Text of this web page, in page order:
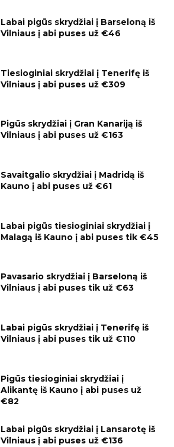
Labai pigūs skrydžiai į Barseloną iš
Vilniaus į abi puses už €46
Tiesioginiai skrydžiai į Tenerifę iš
Vilniaus į abi puses už €309
Pigūs skrydžiai į Gran Kanariją iš
Vilniaus į abi puses už €163
Savaitgalio skrydžiai į Madridą iš
Kauno į abi puses už €61
Labai pigūs tiesioginiai skrydžiai į
Malagą iš Kauno į abi puses tik €45
Pavasario skrydžiai į Barseloną iš
Vilniaus į abi puses tik už €63
Labai pigūs skrydžiai į Tenerifę iš
Vilniaus į abi puses tik už €110
Pigūs tiesioginiai skrydžiai į
Alikantę iš Kauno į abi puses už
€82
Labai pigūs skrydžiai į Lansarotę iš
Vilniaus į abi puses už €136